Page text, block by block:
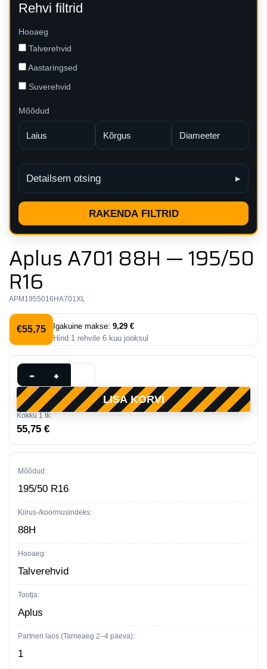
Rehvi filtrid
Hooaeg
Talverehvid
Aastaringsed
Suverehvid
Mõõdud
Detailsem otsing
RAKENDA FILTRID
Aplus A701 88H — 195/50
R16
APM1955016HA701XL
€55,75 Igakuine makse: 9,29 €
Hind 1 rehvile 6 kuu jooksul
Kokku 1 tk.
55,75 €
− +
Aplus
A701
88H
R16
LISA KORVI
Mõõdud:
195/50 R16
Kiirus-/koormusindeks:
88H
Hooaeg:
Talverehvid
Tootja:
Aplus
Partneri laos (Tarneaeg 2–4 päeva):
1